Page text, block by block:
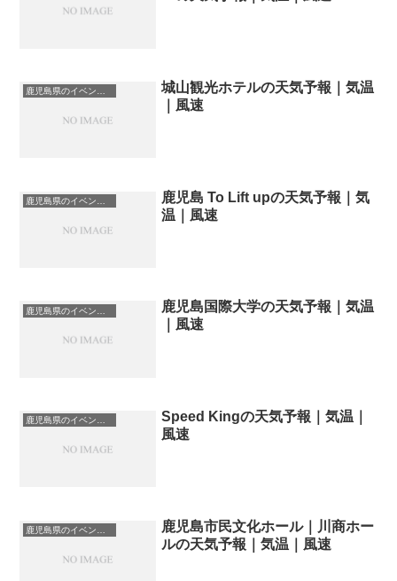
鹿児島県のイベント会場一覧
城山観光ホテルの天気予報｜気温
｜風速
鹿児島 To Lift upの天気予報｜気
温｜風速
鹿児島国際大学の天気予報｜気温
｜風速
鹿児島県のイベント会場一覧
Speed Kingの天気予報｜気温｜
風速
鹿児島市民文化ホール｜川商ホー
ルの天気予報｜気温｜風速